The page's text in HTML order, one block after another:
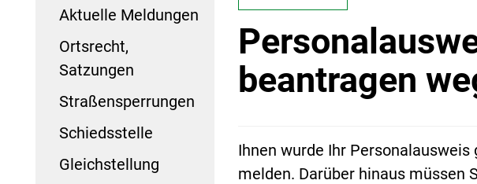
Aktuelle Meldungen
Ortsrecht,
Satzungen
Straßensperrungen
Schiedsstelle
Gleichstellung
beantragen
Ihnen wurde Ihr
melden. Darüber hinaus müssen